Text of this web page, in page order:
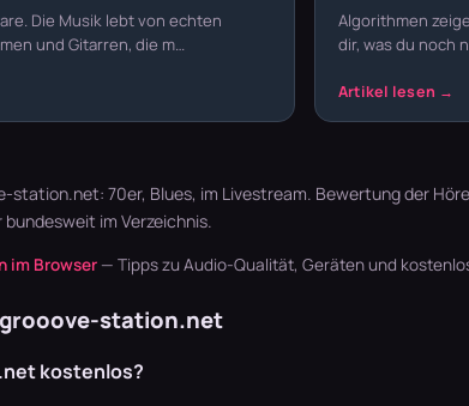
Die Musik lebt von echten
und Gitarren, die m…
Algorithmen
dir, was du noch
station.net: 70er, Blues, im Livestream. Bewertung der
bundesweit im Verzeichnis.
im Browser — Tipps zu Audio-Qualität, Geräten und
station.net
kostenlos?